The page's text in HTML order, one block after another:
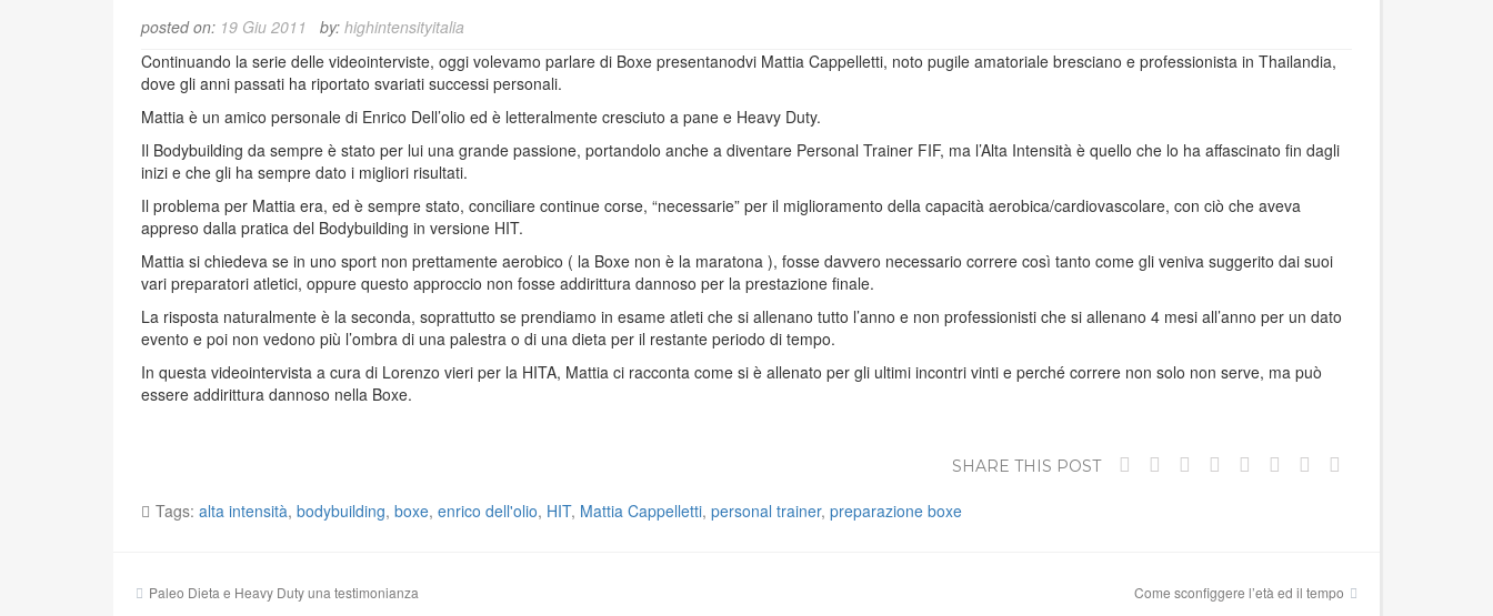
posted on: 19 Giu 2011 by: highintensityitalia
Continuando la serie delle videointerviste, oggi volevamo parlare di Boxe presentanodvi Mattia Cappelletti, noto pugile amatoriale bresciano e professionista in Thailandia,
dove gli anni passati ha riportato svariati successi personali.
Mattia è un amico personale di Enrico Dell’olio ed è letteralmente cresciuto a pane e Heavy Duty.
Il Bodybuilding da sempre è stato per lui una grande passione, portandolo anche a diventare Personal Trainer FIF, ma l’Alta Intensità è quello che lo ha affascinato fin dagli
inizi e che gli ha sempre dato i migliori risultati.
Il problema per Mattia era, ed è sempre stato, conciliare continue corse, “necessarie” per il miglioramento della capacità aerobica/cardiovascolare, con ciò che aveva
appreso dalla pratica del Bodybuilding in versione HIT.
Mattia si chiedeva se in uno sport non prettamente aerobico ( la Boxe non è la maratona ), fosse davvero necessario correre così tanto come gli veniva suggerito dai suoi
vari preparatori atletici, oppure questo approccio non fosse addirittura dannoso per la prestazione finale.
La risposta naturalmente è la seconda, soprattutto se prendiamo in esame atleti che si allenano tutto l’anno e non professionisti che si allenano 4 mesi all’anno per un dato
evento e poi non vedono più l’ombra di una palestra o di una dieta per il restante periodo di tempo.
In questa videointervista a cura di Lorenzo vieri per la HITA, Mattia ci racconta come si è allenato per gli ultimi incontri vinti e perché correre non solo non serve, ma può
essere addirittura dannoso nella Boxe.
SHARE THIS POST
Tags: alta intensità, bodybuilding, boxe, enrico dell'olio, HIT, Mattia Cappelletti, personal trainer, preparazione boxe
Navigazione
Paleo Dieta e Heavy Duty una testimonianza Come sconfiggere l’età ed il tempo